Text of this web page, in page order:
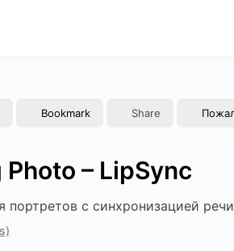
Bookmark Share
– LipSync
с синхронизацией речи